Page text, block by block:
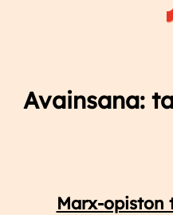
Avainsana:
Marx-opiston